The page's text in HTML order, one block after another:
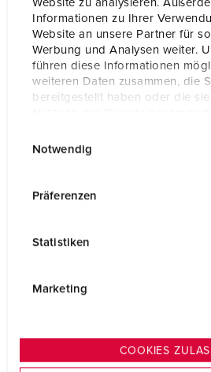
Website zu analysieren.
Informationen zu Ihrer
Website an unsere Partner für
Werbung und Analysen weiter.
führen diese Informationen
weiteren Daten zusammen, die
bereitgestellt haben oder die sie
s
Notwendig
Präferenzen
Statistiken
Marketing
COOKIES
Contact
highly heat
nickel
Protection type IP67
Weight 272 g